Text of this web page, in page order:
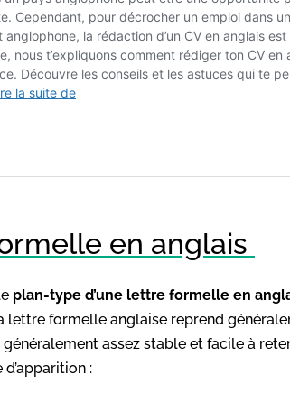
en anglais
plan-type d’une lettre formelle en
lettre formelle anglaise reprend
assez stable et facile à
d’apparition :